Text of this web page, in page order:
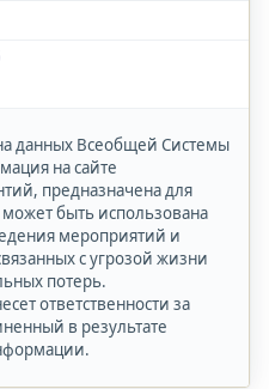
данных Всеобщей Системы
на сайте
предназначена для
быть использована
мероприятий и
с угрозой жизни
потерь.
ответственности за
в результате